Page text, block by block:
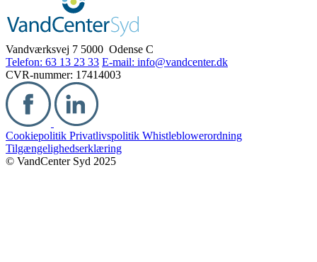
Vandværksvej 7 5000 Odense C
Telefon: 63 13 23 33 E-mail: info@vandcenter.dk
CVR-nummer: 17414003
Cookiepolitik Privatlivspolitik Whistleblowerordning
Tilgængelighedserklæring
© VandCenter Syd 2025